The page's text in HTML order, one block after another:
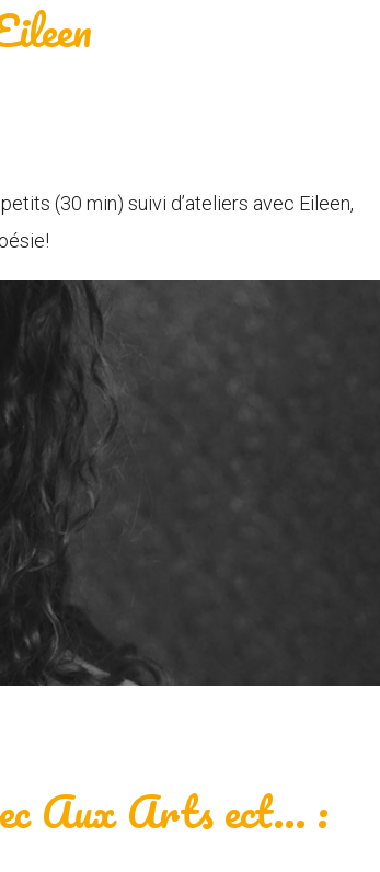
(30 min) suivi d’ateliers avec Eileen,
Aux Arts ect… :